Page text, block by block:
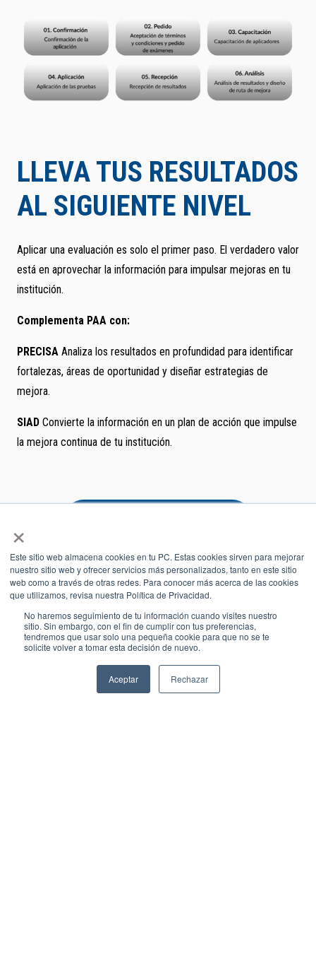
×
Este sitio web almacena cookies en tu PC. Estas cookies sirven para mejorar
nuestro sitio web y ofrecer servicios más personalizados, tanto en este sitio
web como a través de otras redes. Para conocer más acerca de las cookies
que utilizamos, revisa nuestra Política de Privacidad.
No haremos seguimiento de tu información cuando visites nuestro
sitio. Sin embargo, con el fin de cumplir con tus preferencias,
tendremos que usar solo una pequeña cookie para que no se te
solicite volver a tomar esta decisión de nuevo.
Aceptar Rechazar
LLEVA TUS RESULTADOS
AL SIGUIENTE NIVEL
Aplicar una evaluación es solo el primer paso. El verdadero valor
está en aprovechar la información para impulsar mejoras en tu
institución.
Complementa PAA con:
PRECISA Analiza los resultados en profundidad para identificar
fortalezas, áreas de oportunidad y diseñar estrategias de
mejora.
SIAD Convierte la información en un plan de acción que impulse
la mejora continua de tu institución.
PAA® es una marca registrada de College Board.